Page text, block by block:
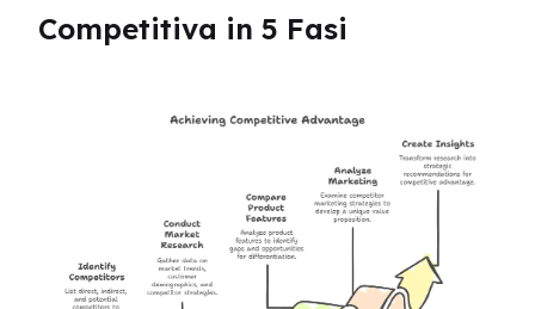
Competitiva in 5 Fasi